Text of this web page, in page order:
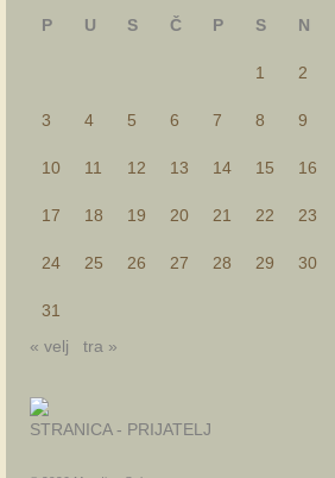
P
U S Č P S N
1 2
3 4 5 6 7 8 9
10 11 12 13 14 15 16
17 18 19 20 21 22 23
24 25 26 27 28 29 30
31
« velj
tra »
STRANICA - PRIJATELJ